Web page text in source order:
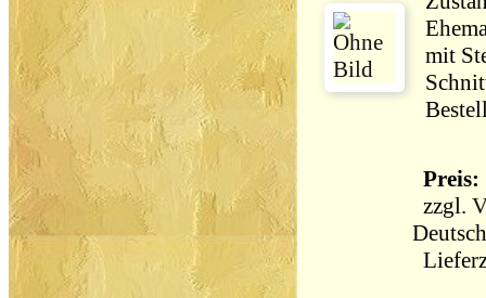
mit
Preis:
zzgl.